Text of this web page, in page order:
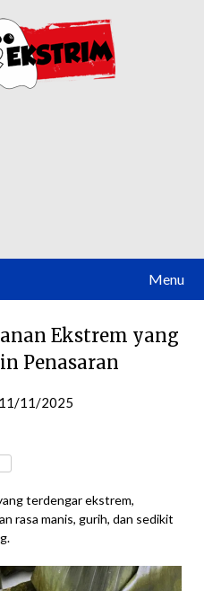
Menu
Ekstrem yang
Penasaran
11/2025
terdengar ekstrem,
rasa manis, gurih, dan sedikit